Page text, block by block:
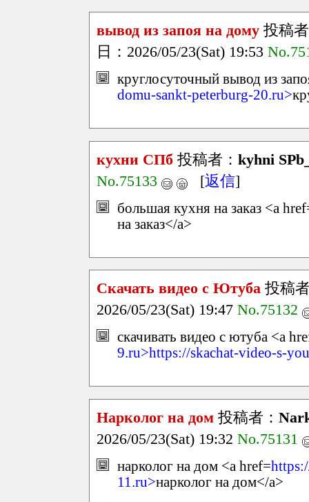
вывод из запоя на дому 投稿
日：2026/05/23(Sat) 19:53
круглосуточный вывод из
domu-sankt-peterburg-20.ru>
кухни СПб 投稿者： kyhni
No.75133
[返信]
большая кухня на заказ <a
на заказ</a>
Скачать видео с Ютуба 投稿
2026/05/23(Sat) 19:47 No.75132
скачивать видео с ютуба <a
9.ru>https://skachat-video-s-
Нарколог на дом 投稿者：
2026/05/23(Sat) 19:32 No.75131
нарколог на дом <a href=
11.ru>нарколог на дом</a>